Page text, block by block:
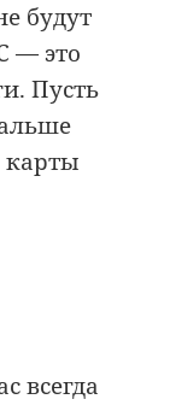
будут
— это
Пусть
карты
всегда